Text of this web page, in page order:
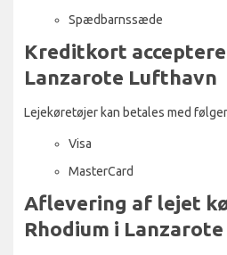
Spædbarnssæde
Kreditkort
Lanzarote Lufthavn
Lejekøretøjer kan betales med
Visa
MasterCard
Aflevering af lejet
Rhodium i